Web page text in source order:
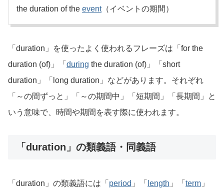
the duration of the event（イベントの期間）
「duration」を使ったよく使われるフレーズは「for the
duration (of)」「 during the duration (of)」「short
duration」「long duration」などがあります。それぞれ
「～の間ずっと」「～の期間中」「短期間」「長期間」と
いう意味で、時間や期間を表す際に使われます。
「duration」の類義語・同義語
「duration」の類義語には「 period 」「 length 」「 term 」